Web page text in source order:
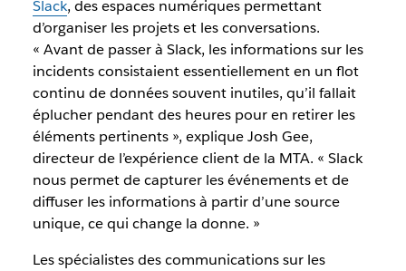
Slack, des espaces numériques permettant
d’organiser les projets et les conversations.
« Avant de passer à Slack, les informations sur les
incidents consistaient essentiellement en un flot
continu de données souvent inutiles, qu’il fallait
éplucher pendant des heures pour en retirer les
éléments pertinents », explique Josh Gee,
directeur de l’expérience client de la MTA. « Slack
nous permet de capturer les événements et de
diffuser les informations à partir d’une source
unique, ce qui change la donne. »
Les spécialistes des communications sur les